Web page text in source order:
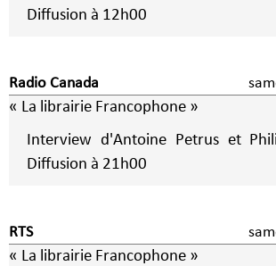
Diffusion à 12h00
Radio Canada
« La librairie Francophone »
Interview d'Antoine Petrus et
Diffusion à 21h00
RTS
« La librairie Francophone »